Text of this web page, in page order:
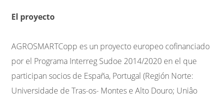
El proyecto
AGROSMARTCopp es un proyecto europeo cofinanciado
por el Programa Interreg Sudoe 2014/2020 en el que
participan socios de España, Portugal (Región Norte:
Universidade de Tras-os- Montes e Alto Douro; Uniâo